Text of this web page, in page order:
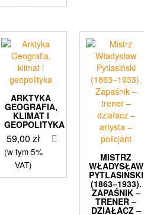
ARKTYKA
GEOGRAFIA,
KLIMAT I
GEOPOLITYKA
59,00zł
(w tym 5%
VAT)
MISTRZ
WŁADYSŁAW
PYTLASIŃSKI
(1863–1933).
ZAPAŚNIK –
TRENER –
DZIAŁACZ –